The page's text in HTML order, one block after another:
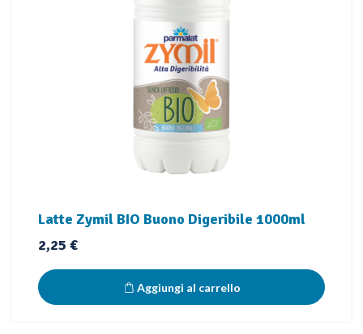
Latte Zymil BIO Buono Digeribile 1000ml
Prezzo
2,25 €
Aggiungi al carrello